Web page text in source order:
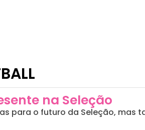
na Seleção
para o futuro da Seleção, mas